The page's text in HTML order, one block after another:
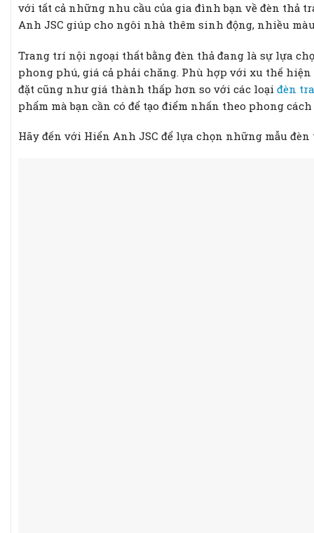
với tất cả những nhu cầu của gia đình bạn về đèn thả
Anh JSC giúp cho ngôi nhà thêm sinh động, nhiều
Trang trí nội ngoại thất bằng đèn thả đang là sự lựa
phong phú, giá cả phải chăng. Phù hợp với xu thế
đặt cũng như giá thành thấp hơn so với các loại đèn
phẩm mà bạn cần có để tạo điểm nhấn theo phong
Hãy đến với Hiển Anh JSC để lựa chọn những mẫu